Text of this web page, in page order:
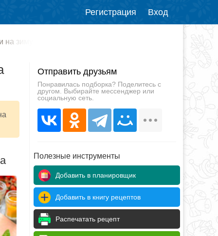
Регистрация Вход
зиму
Отправить друзьям
Понравилась подборка? Поделитесь с
другом. Выбирайте мессенджер или
социальную сеть.
Полезные инструменты
Добавить в планировщик
Добавить в книгу рецептов
Распечатать рецепт